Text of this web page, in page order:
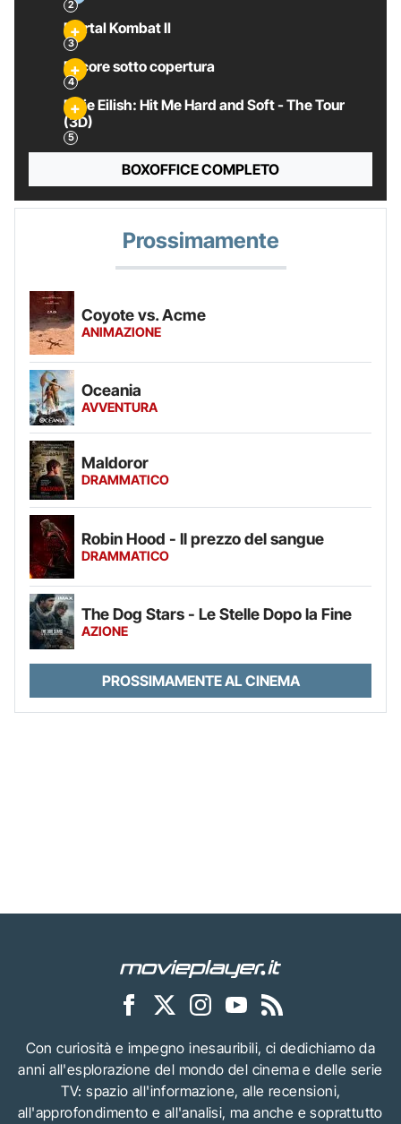
Mortal Kombat II
Pecore sotto copertura
Billie Eilish: Hit Me Hard and Soft - The Tour
(3D)
BOXOFFICE COMPLETO
Prossimamente
Coyote vs. Acme
ANIMAZIONE
Oceania
AVVENTURA
Maldoror
DRAMMATICO
Robin Hood - Il prezzo del sangue
DRAMMATICO
The Dog Stars - Le Stelle Dopo la Fine
AZIONE
PROSSIMAMENTE AL CINEMA
Con curiosità e impegno inesauribili, ci dedichiamo da
anni all'esplorazione del mondo del cinema e delle serie
TV: spazio all'informazione, alle recensioni,
all'approfondimento e all'analisi, ma anche e soprattutto